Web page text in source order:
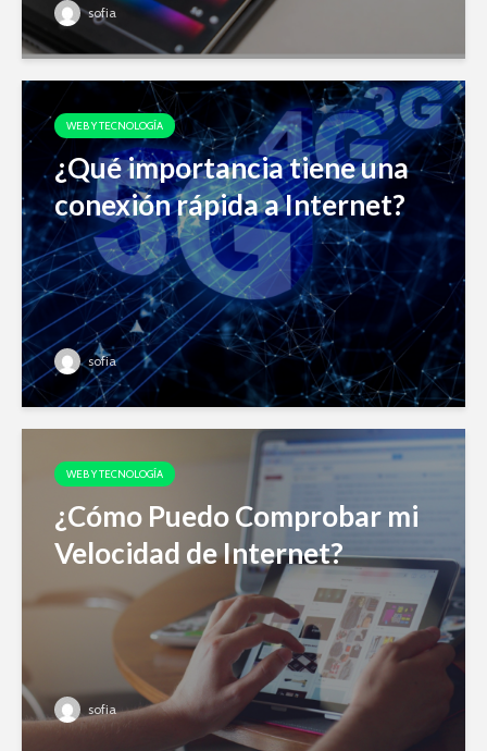
sofia
WEB Y TECNOLOGÍA
¿Qué importancia tiene una
conexión rápida a Internet?
sofia
WEB Y TECNOLOGÍA
¿Cómo Puedo Comprobar mi
Velocidad de Internet?
sofia